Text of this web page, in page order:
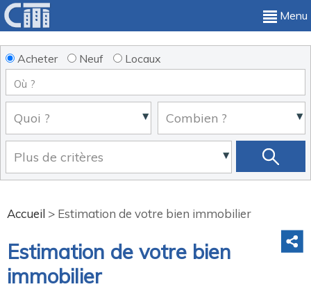
Menu
Acheter Neuf Locaux
Accueil > Estimation de votre bien immobilier
Estimation de votre bien
immobilier